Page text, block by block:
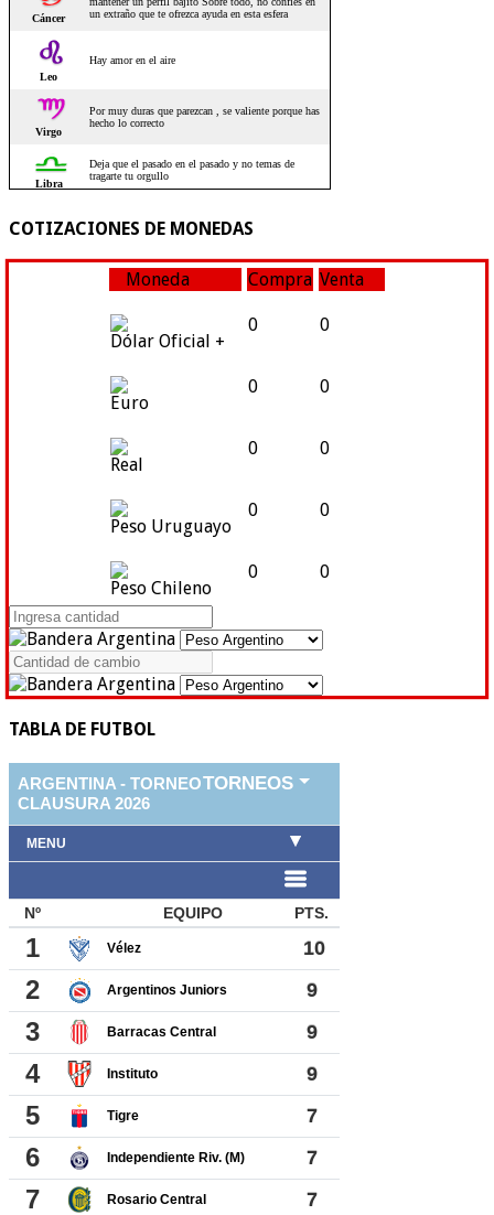
COTIZACIONES DE MONEDAS
Moneda Compra Venta
Dólar Oficial +
0 0
Euro
0 0
Real
0 0
Peso Uruguayo
0 0
Peso Chileno
0 0
TABLA DE FUTBOL